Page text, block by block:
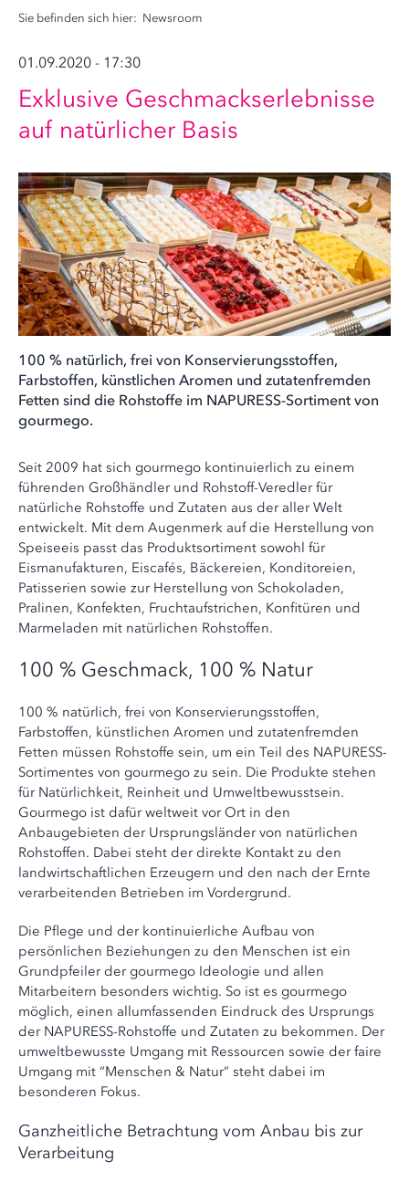
Sie befinden sich hier: Newsroom
01.09.2020 - 17:30
Exklusive Geschmackserlebnisse
auf natürlicher Basis
100 % natürlich, frei von Konservierungsstoffen,
Farbstoffen, künstlichen Aromen und zutatenfremden
Fetten sind die Rohstoffe im NAPURESS-Sortiment von
gourmego.
Seit 2009 hat sich gourmego kontinuierlich zu einem
führenden Großhändler und Rohstoff-Veredler für
natürliche Rohstoffe und Zutaten aus der aller Welt
entwickelt. Mit dem Augenmerk auf die Herstellung von
Speiseeis passt das Produktsortiment sowohl für
Eismanufakturen, Eiscafés, Bäckereien, Konditoreien,
Patisserien sowie zur Herstellung von Schokoladen,
Pralinen, Konfekten, Fruchtaufstrichen, Konfitüren und
Marmeladen mit natürlichen Rohstoffen.
100 % Geschmack, 100 % Natur
100 % natürlich, frei von Konservierungsstoffen,
Farbstoffen, künstlichen Aromen und zutatenfremden
Fetten müssen Rohstoffe sein, um ein Teil des NAPURESS-
Sortimentes von gourmego zu sein. Die Produkte stehen
für Natürlichkeit, Reinheit und Umweltbewusstsein.
Gourmego ist dafür weltweit vor Ort in den
Anbaugebieten der Ursprungsländer von natürlichen
Rohstoffen. Dabei steht der direkte Kontakt zu den
landwirtschaftlichen Erzeugern und den nach der Ernte
verarbeitenden Betrieben im Vordergrund.
Die Pflege und der kontinuierliche Aufbau von
persönlichen Beziehungen zu den Menschen ist ein
Grundpfeiler der gourmego Ideologie und allen
Mitarbeitern besonders wichtig. So ist es gourmego
möglich, einen allumfassenden Eindruck des Ursprungs
der NAPURESS-Rohstoffe und Zutaten zu bekommen. Der
umweltbewusste Umgang mit Ressourcen sowie der faire
Umgang mit “Menschen & Natur” steht dabei im
besonderen Fokus.
Ganzheitliche Betrachtung vom Anbau bis zur
Verarbeitung